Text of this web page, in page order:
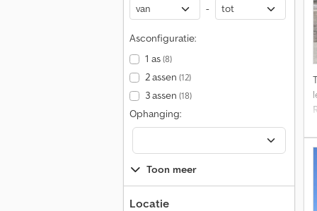
-
Asconfiguratie:
1 as(8)
2 assen (12)
3 assen (18)
Ophanging:
Toon meer
Locatie